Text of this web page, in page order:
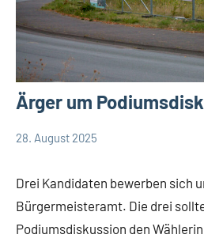
Ärger um
Bürgermeisterkandidat
FDP
Kommunalwahl
28. August 2025
Thomas
Drei Kandidaten bewerben sich
Bürgermeisteramt. Die drei
Podiumsdiskussion den